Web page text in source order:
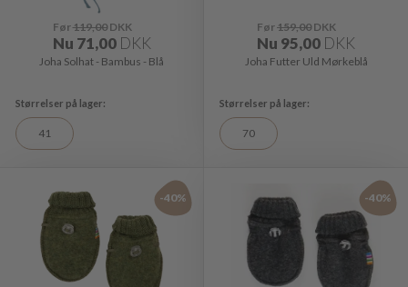
Før119,00DKK
Nu 71,00 DKK
Joha Solhat - Bambus - Blå
41
Før159,00 DKK
Nu 95,00 DKK
Joha Futter Uld Mørkeblå
70
-40% -40%